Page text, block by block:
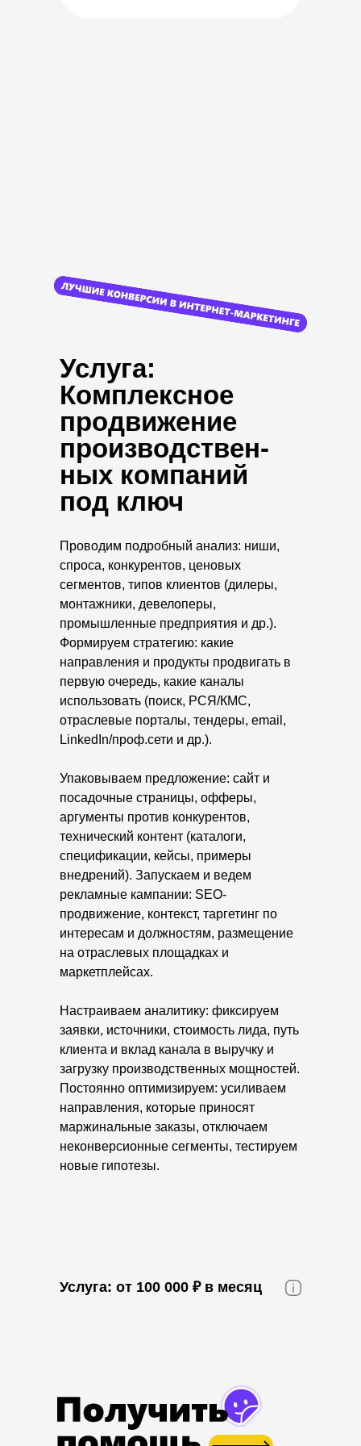
Услуга:
Комплексное
продвижение
производствен-
ных компаний
под ключ
Проводим подробный анализ: ниши,
спроса, конкурентов, ценовых
сегментов, типов клиентов (дилеры,
монтажники, девелоперы,
промышленные предприятия и др.).
Формируем стратегию: какие
направления и продукты продвигать в
первую очередь, какие каналы
использовать (поиск, РСЯ/КМС,
отраслевые порталы, тендеры, email,
LinkedIn/проф.сети и др.).
Упаковываем предложение: сайт и
посадочные страницы, офферы,
аргументы против конкурентов,
технический контент (каталоги,
спецификации, кейсы, примеры
внедрений). Запускаем и ведем
рекламные кампании: SEO-
продвижение, контекст, таргетинг по
интересам и должностям, размещение
на отраслевых площадках и
маркетплейсах.
Настраиваем аналитику: фиксируем
заявки, источники, стоимость лида, путь
клиента и вклад канала в выручку и
загрузку производственных мощностей.
Постоянно оптимизируем: усиливаем
направления, которые приносят
маржинальные заказы, отключаем
неконверсионные сегменты, тестируем
новые гипотезы.
Услуга: от 100 000 ₽ в месяц